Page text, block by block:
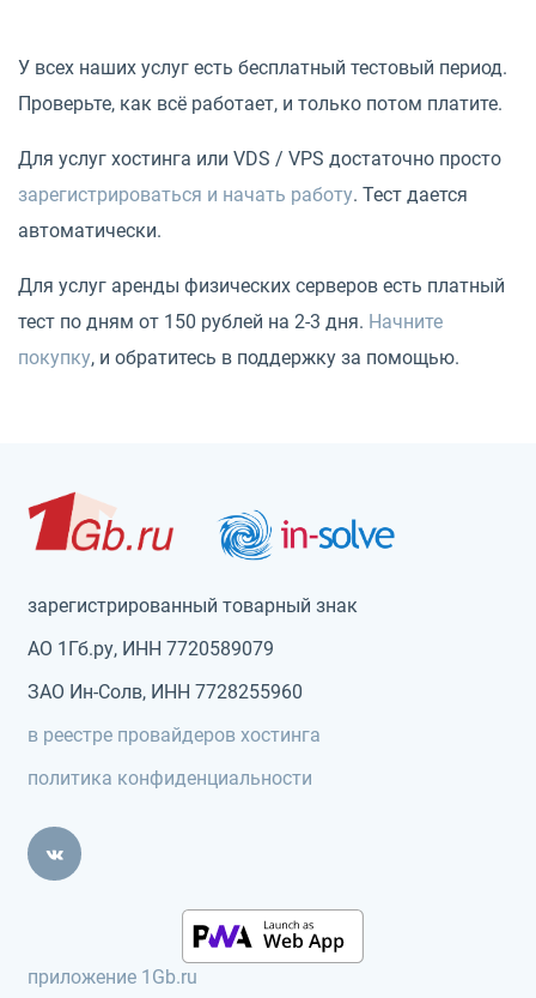
У всех наших услуг есть бесплатный тестовый период.
Проверьте, как всё работает, и только потом платите.
Для услуг хостинга или VDS / VPS достаточно просто
зарегистрироваться и начать работу. Тест дается
автоматически.
Для услуг аренды физических серверов есть платный
тест по дням от 150 рублей на 2-3 дня. Начните
покупку, и обратитесь в поддержку за помощью.
зарегистрированный товарный знак
АО 1Гб.ру, ИНН 7720589079
ЗАО Ин-Солв, ИНН 7728255960
в реестре провайдеров хостинга
политика конфиденциальности
приложение 1Gb.ru